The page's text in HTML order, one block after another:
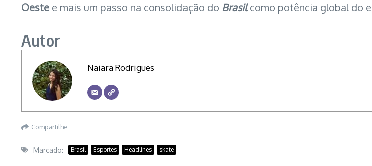
Oeste e mais um passo na consolidação do Brasilcomo potência global do
Autor
Naiara Rodrigues
Compartilhe
Marcado: Brasil Esportes Headlines skate